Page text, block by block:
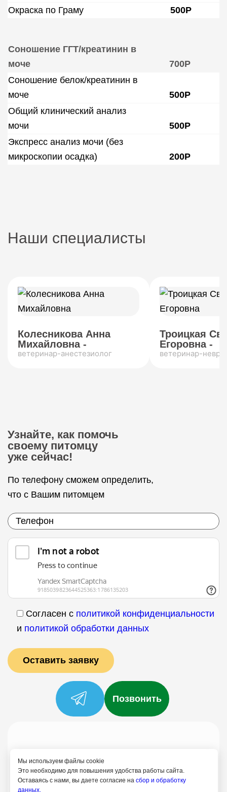
Окраска по Граму
500Р
Соношение ГГТ/креатинин в
моче
700Р
Соношение белок/креатинин в
моче
500Р
Общий клинический анализ
мочи
500Р
Экспресс анализ мочи (без
микроскопии осадка)
200Р
Наши специалисты
Колесникова Анна
Михайловна -
ветеринар-анестезиолог
Троицкая
Егоровна -
ветеринар-
Узнайте, как помочь
своему питомцу
уже сейчас!
По телефону сможем определить,
что с Вашим питомцем
Согласен с политикой конфиденциальности
и политикой обработки данных
Мы используем файлы cookie
Это необходимо для повышения удобства работы сайта.
Оставаясь с нами, вы даете согласие на сбор и обработку
данных.
Позвонить
Политика конфиденциальности
Согласие на обработку